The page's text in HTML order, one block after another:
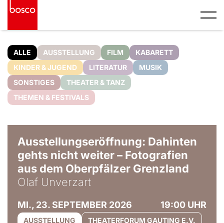
ALLE AUSSTELLUNG FILM
KABARETT
KINDER & JUGEND
LITERATUR
MUSIK
SONSTIGES
THEATER & TANZ
THEMEN & FESTIVALS
Ausstellungseröffnung: Dahinten
gehts nicht weiter – Fotografien
aus dem Oberpfälzer Grenzland
Olaf Unverzart
MI., 23. SEPTEMBER 2026 19:00 UHR
AUSSTELLUNG THEATERFORUM GAUTING E.V.